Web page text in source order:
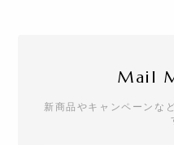
Mail
新商品やキャンペーンな